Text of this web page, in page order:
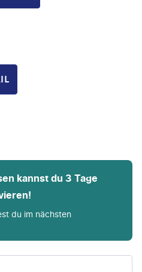
kannst du 3 Tage
du im nächsten